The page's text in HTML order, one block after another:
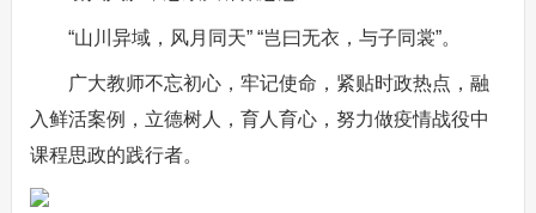
“山川异域，风月同天” “岂曰无衣，与子同裳”。
广大教师不忘初心，牢记使命，紧贴时政热点，融
入鲜活案例，立德树人，育人育心，努力做疫情战役中
课程思政的践行者。